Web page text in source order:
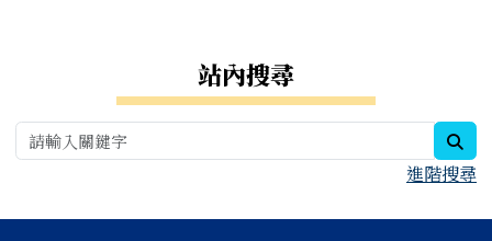
站內搜尋
進階搜尋